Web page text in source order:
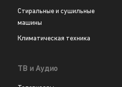
Стиральные и сушильные
машины
Климатическая техника
ТВ и Аудио